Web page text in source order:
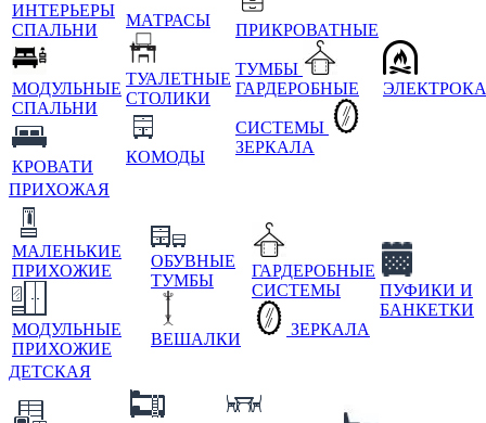
ИНТЕРЬЕРЫ
СПАЛЬНИ
МОДУЛЬНЫЕ
СПАЛЬНИ
КРОВАТИ
МАТРАСЫ
ТУАЛЕТНЫЕ
СТОЛИКИ
КОМОДЫ
ПРИКРОВАТНЫЕ
ТУМБЫ
ГАРДЕРОБНЫЕ
СИСТЕМЫ
ЗЕРКАЛА
ПРИХОЖАЯ
МАЛЕНЬКИЕ
ПРИХОЖИЕ
МОДУЛЬНЫЕ
ПРИХОЖИЕ
ОБУВНЫЕ
ТУМБЫ
ВЕШАЛКИ
ГАРДЕРОБНЫЕ
СИСТЕМЫ
ЗЕРКАЛА
ПУФИКИ И
БАНКЕТКИ
ДЕТСКАЯ